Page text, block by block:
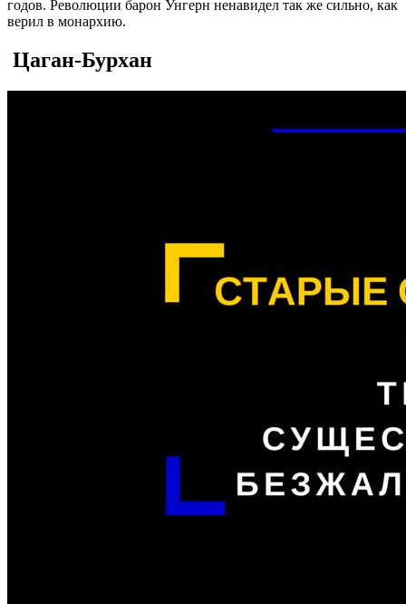
годов. Революции барон Унгерн ненавидел так же сильно, как
верил в монархию.
Цаган-Бурхан